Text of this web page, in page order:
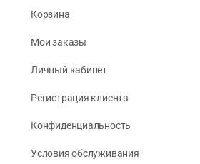
Корзина
Мои заказы
Личный кабинет
Регистрация клиента
Конфиденциальность
Условия обслуживания